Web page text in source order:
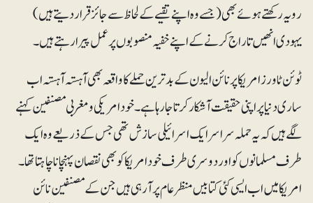
رویہ رکھتے ہوئے بھی (جسے وہ اپنے تقیے کے لحاظ سے جائز قرار دیتے ہیں)
یہودی انھیں تاراج کرنے کے اپنے خفیہ منصوبوں پر عمل پیرا رہتے ہیں۔
ٹوئن ٹاورز امریکا پر نائن الیون کے بدترین حملے کا واقعہ بھی آہستہ آہستہ اب
ساری دنیا پر اپنی حقیقت آشکار کرتا جا رہا ہے۔ خود امریکی و مغربی مصنفین کہنے
لگے ہیں کہ یہ حملہ سراسر ایک اسرائیلی سازش تھی جس کے ذریعے وہ ایک
طرف مسلمانوں کو اور دوسری طرف خود امریکا کو بھی نقصان پہنچانا چاہتا تھا۔
امریکا میں اب ایسی کئی کتابیں منظرعام پر آرہی ہیں جن کے مصنفین نائن